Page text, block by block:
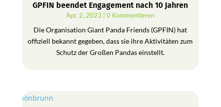
GPFIN beendet Engagement nach 10 Jahren
Apr. 2, 2023 | 0 Kommentieren
Die Organisation Giant Panda Friends (GPFIN) hat
offiziell bekannt gegeben, dass sie ihre Aktivitäten zum
Schutz der Großen Pandas einstellt.